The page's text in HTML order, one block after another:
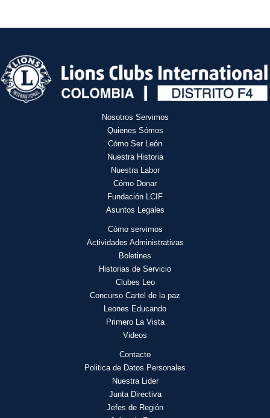
Nosotros Servimos
Quienes Sómos
Cómo Ser León
Nuestra Historia
Nuestra Labor
Cómo Donar
Fundación LCIF
Asuntos Legales
Cómo servimos
Actividades Administrativas
Boletines
Historias de Servicio
Clubes Leo
Concurso Cartel de la paz
Leones Educando
Primero La Vista
Videos
Contacto
Politica de Datos Personales
Nuestra Lider
Junta Directiva
Jefes de Región